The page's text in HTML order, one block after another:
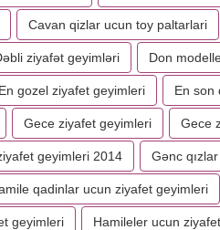
Cavan qizlar ucun toy paltarlari
ziyafət geyimləri Don
En gozel ziyafet geyimleri En son
Gece ziyafet geyimleri Gece
geyimleri 2014 Gənc
qadinlar ucun ziyafet geyimleri
geyimleri Hamileler ucun